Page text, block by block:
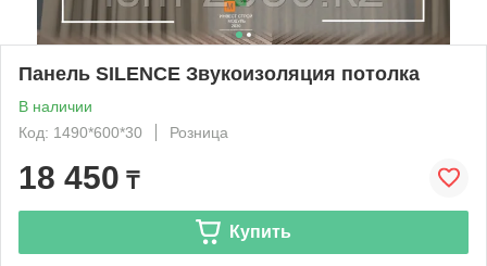
Панель SILENCE Звукоизоляция потолка
В наличии
Код: 1490*600*30
Розница
18 450 ₸
Купить